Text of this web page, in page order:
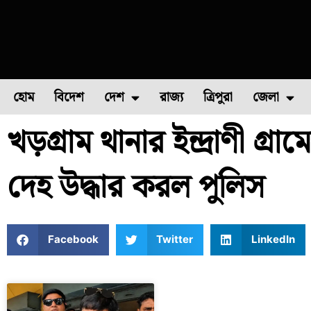
হোম বিদেশ দেশ
ফুল চাষ ফল চাষ মাছ চাষ পোল্ট্রি
রাজ্য ত্রিপুরা জেলা
উত্তর ২৪
খড়গ্রাম থানার ইন্দ্রাণী
দেহ উদ্ধার করল পুলিস
Facebook Twitter LinkedIn